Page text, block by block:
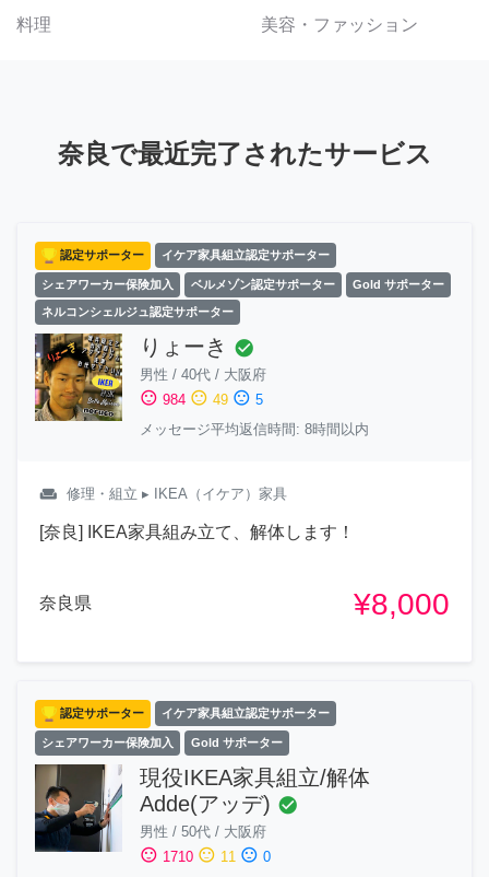
料理 美容・ファッション
奈良で最近完了されたサービス
認定サポーター イケア家具組立認定サポーター
シェアワーカー保険加入 ベルメゾン認定サポーター Gold サポーター
ネルコンシェルジュ認定サポーター
りょーき check_circle
男性 / 40代 / 大阪府
sentiment_satisfied 984 sentiment_neutral 49 sentiment_dissatisfied 5
メッセージ平均返信時間: 8時間以内
weekend 修理・組立 ▸ IKEA（イケア）家具
[奈良] IKEA家具組み立て、解体します！
奈良県 ¥8,000
認定サポーター イケア家具組立認定サポーター
シェアワーカー保険加入 Gold サポーター
現役IKEA家具組立/解体
Adde(アッデ) check_circle
男性 / 50代 / 大阪府
sentiment_satisfied 1710 sentiment_neutral 11 sentiment_dissatisfied 0